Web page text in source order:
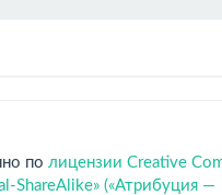
полицензии Creative
ShareAlike» («Атрибуция —